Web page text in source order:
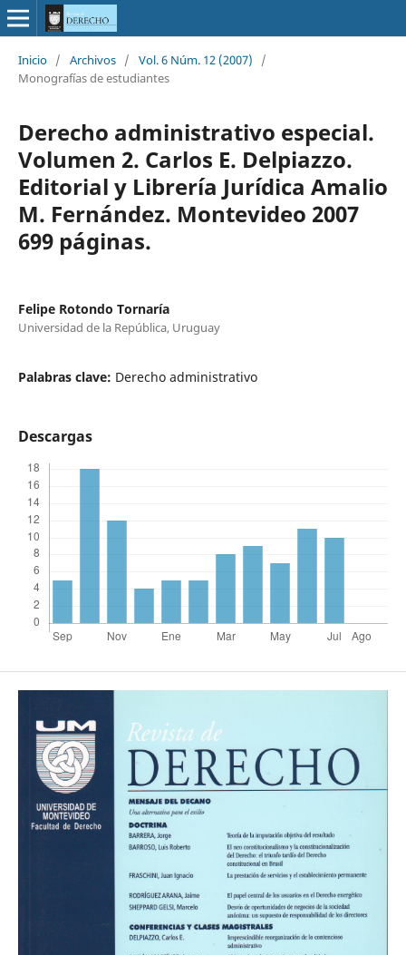
Inicio / Archivos / Vol. 6 Núm. 12 (2007)
/
Monografías de estudiantes
Derecho administrativo especial.
Volumen 2. Carlos E. Delpiazzo.
Editorial y Librería Jurídica Amalio
M. Fernández. Montevideo 2007
699 páginas.
Felipe Rotondo Tornaría
Universidad de la República, Uruguay
Palabras clave: Derecho administrativo
Descargas